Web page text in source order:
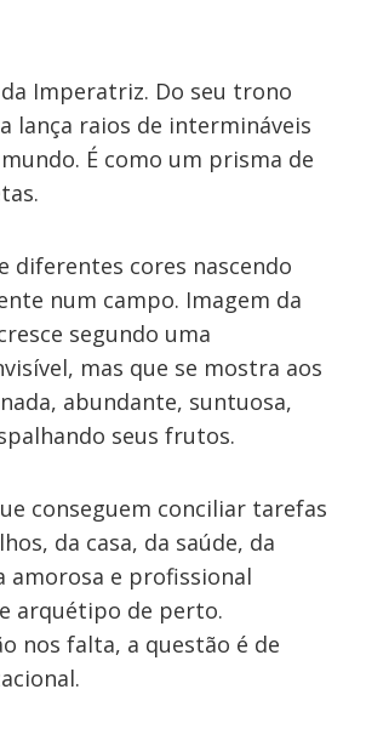
Imperatriz. Do seu trono
lança raios de intermináveis
É como um prisma de
diferentes cores nascendo
num campo. Imagem da
segundo uma
mas que se mostra aos
abundante, suntuosa,
seus frutos.
conseguem conciliar tarefas
da casa, da saúde, da
amorosa e profissional
arquétipo de perto.
nos falta, a questão é de